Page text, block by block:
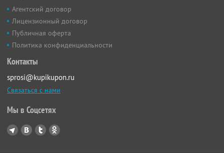
Агентский договор
Лицензионный договор
Публичная оферта
Политика конфиденциальности
Контакты
sprosi@kupikupon.ru
Связаться с нами
Мы в Соцсетях